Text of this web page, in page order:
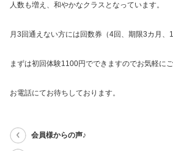
人数も増え、和やかなクラスとなっています。
月3回通えない方には回数券（4回、期限3カ月、
まずは初回体験1100円でできますのでお気軽にご
お電話にてお待ちしております。
会員様からの声♪